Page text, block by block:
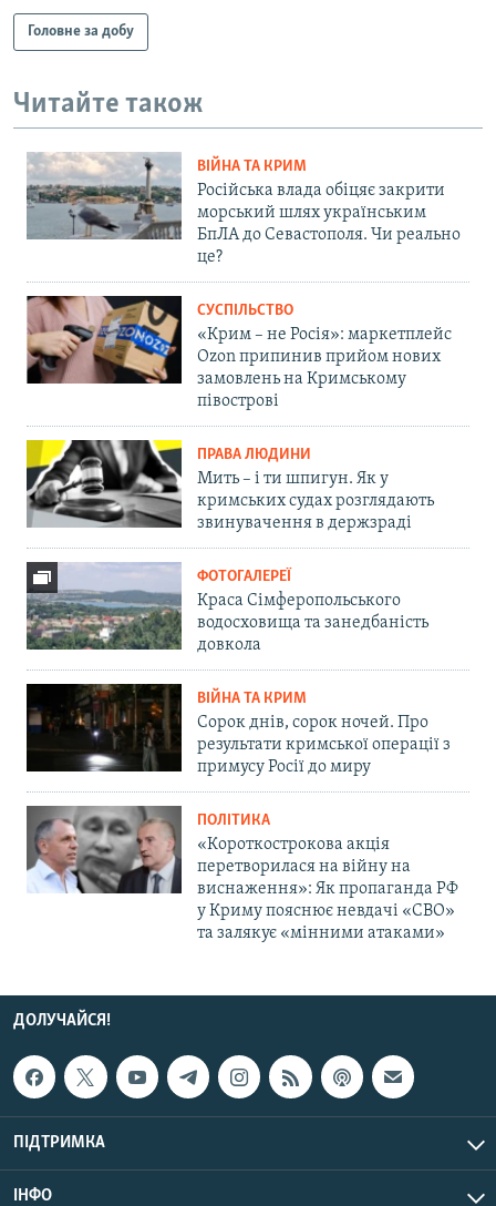
Головне за добу
Читайте також
ВІЙНА ТА КРИМ
Російська влада обіцяє закрити
морський шлях українським
БпЛА до Севастополя. Чи реально
це?
СУСПІЛЬСТВО
«Крим – не Росія»: маркетплейс
Ozon припинив прийом нових
замовлень на Кримському
півострові
ПРАВА ЛЮДИНИ
Мить – і ти шпигун. Як у
кримських судах розглядають
звинувачення в держзраді
ФОТОГАЛЕРЕЇ
Краса Сімферопольського
водосховища та занедбаність
довкола
ВІЙНА ТА КРИМ
Сорок днів, сорок ночей. Про
результати кримської операції з
примусу Росії до миру
ПОЛІТИКА
«Короткострокова акція
перетворилася на війну на
виснаження»: Як пропаганда РФ
у Криму пояснює невдачі «СВО»
та залякує «мінними атаками»
ДОЛУЧАЙСЯ!
ПІДТРИМКА
ІНФО